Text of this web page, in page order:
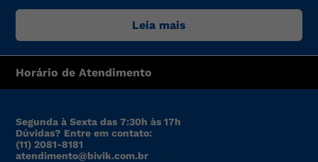
qualidade e modelo altamente competitivos.
Leia mais
Horário de Atendimento
Segunda à Sexta das 7:30h às 17h
Dúvidas? Entre em contato:
(11) 2081-8181
atendimento@bivik.com.br